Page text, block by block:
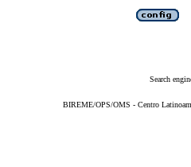
Search
BIREME/OPS/OMS - Centro